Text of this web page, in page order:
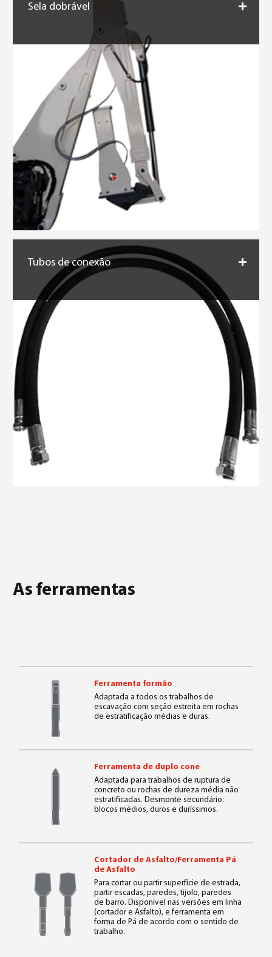
Sela dobrável
Tubos de conexão
As ferramentas
Ferramenta formão
Adaptada a todos os trabalhos de
escavação com seção estreita em rochas
de estratificação médias e duras.
Ferramenta de duplo cone
Adaptada para trabalhos de ruptura de
concreto ou rochas de dureza média não
estratificadas. Desmonte secundário:
blocos médios, duros e duríssimos.
Cortador de Asfalto/Ferramenta Pá
de Asfalto
Para cortar ou partir superfície de estrada,
partir escadas, paredes, tijolo, paredes
de barro. Disponível nas versões em linha
(cortador e Asfalto), e ferramenta em
forma de Pá de acordo com o sentido de
trabalho.